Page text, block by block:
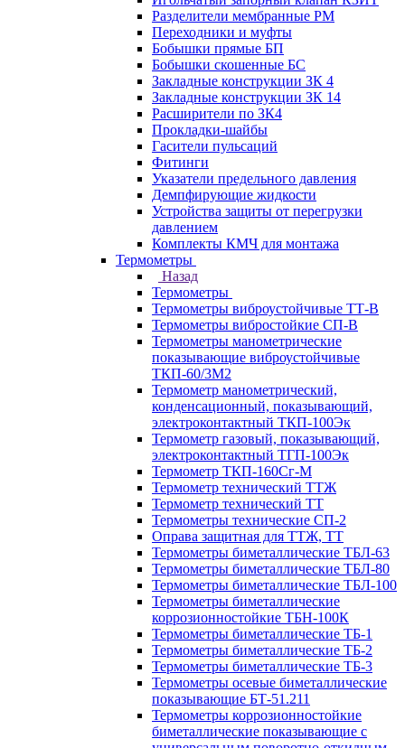
Разделители мембранные РМ
Переходники и муфты
Бобышки прямые БП
Бобышки скошенные БС
Закладные конструкции ЗК 4
Закладные конструкции ЗК 14
Расширители по ЗК4
Прокладки-шайбы
Гасители пульсаций
Фитинги
Указатели предельного давления
Демпфирующие жидкости
Устройства защиты от перегрузки
давлением
Комплекты КМЧ для монтажа
Термометры
Назад
Термометры
Термометры виброустойчивые ТТ-В
Термометры вибростойкие СП-В
Термометры манометрические
показывающие виброустойчивые
ТКП-60/3М2
Термометр манометрический,
конденсационный, показывающий,
электроконтактный ТКП-100Эк
Термометр газовый, показывающий,
электроконтактный ТГП-100Эк
Термометр ТКП-160Сг-М
Термометр технический ТТЖ
Термометр технический ТТ
Термометры технические СП-2
Оправа защитная для ТТЖ, ТТ
Термометры биметаллические ТБЛ-63
Термометры биметаллические ТБЛ-80
Термометры биметаллические ТБЛ-100
Термометры биметаллические
коррозионностойкие ТБН-100К
Термометры биметаллические ТБ-1
Термометры биметаллические ТБ-2
Термометры биметаллические ТБ-3
Термометры осевые биметаллические
показывающие БТ-51.211
Термометры коррозионностойкие
биметаллические показывающие с